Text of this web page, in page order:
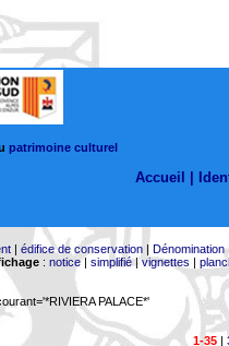
patrimoine culturel
Accueil |
| édifice de conservation| Dénomination
: notice| simplifié|vignettes |
PALACE*'
1-35|